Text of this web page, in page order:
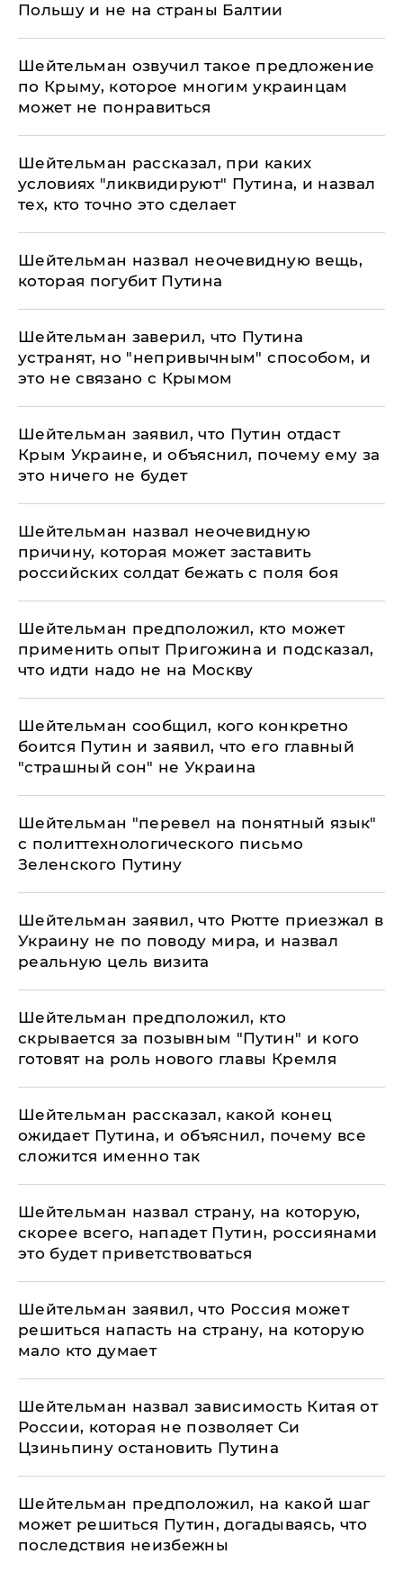
Польшу и не на страны Балтии
Шейтельман озвучил такое предложение
по Крыму, которое многим украинцам
может не понравиться
Шейтельман рассказал, при каких
условиях "ликвидируют" Путина, и назвал
тех, кто точно это сделает
Шейтельман назвал неочевидную вещь,
которая погубит Путина
Шейтельман заверил, что Путина
устранят, но "непривычным" способом, и
это не связано с Крымом
Шейтельман заявил, что Путин отдаст
Крым Украине, и объяснил, почему ему за
это ничего не будет
Шейтельман назвал неочевидную
причину, которая может заставить
российских солдат бежать с поля боя
Шейтельман предположил, кто может
применить опыт Пригожина и подсказал,
что идти надо не на Москву
Шейтельман сообщил, кого конкретно
боится Путин и заявил, что его главный
"страшный сон" не Украина
Шейтельман "перевел на понятный язык"
с политтехнологического письмо
Зеленского Путину
Шейтельман заявил, что Рютте приезжал в
Украину не по поводу мира, и назвал
реальную цель визита
Шейтельман предположил, кто
скрывается за позывным "Путин" и кого
готовят на роль нового главы Кремля
Шейтельман рассказал, какой конец
ожидает Путина, и объяснил, почему все
сложится именно так
Шейтельман назвал страну, на которую,
скорее всего, нападет Путин, россиянами
это будет приветствоваться
Шейтельман заявил, что Россия может
решиться напасть на страну, на которую
мало кто думает
Шейтельман назвал зависимость Китая от
России, которая не позволяет Си
Цзиньпину остановить Путина
Шейтельман предположил, на какой шаг
может решиться Путин, догадываясь, что
последствия неизбежны